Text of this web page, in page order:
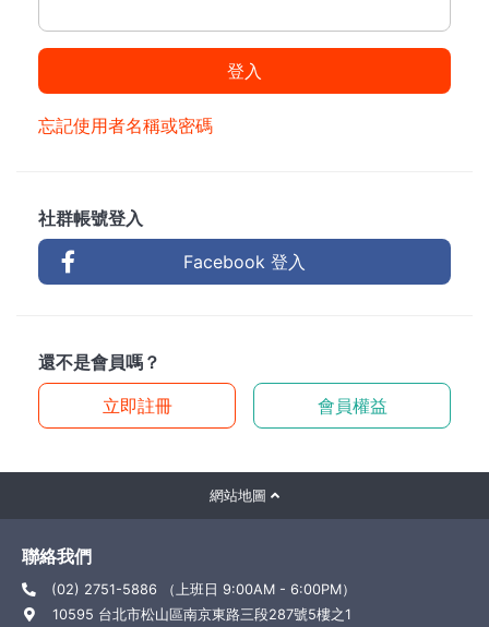
登入
忘記使用者名稱或密碼
社群帳號登入
Facebook 登入
還不是會員嗎？
立即註冊
會員權益
網站地圖
聯絡我們
(02) 2751-5886 （上班日 9:00AM - 6:00PM）
10595 台北市松山區南京東路三段287號5樓之1